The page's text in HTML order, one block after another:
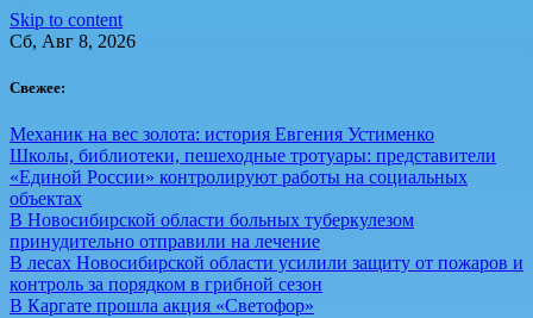
Skip to content
Сб, Авг 8, 2026
Свежее:
Механик на вес золота: история Евгения Устименко
Школы, библиотеки, пешеходные тротуары: представители
«Единой России» контролируют работы на социальных
объектах
В Новосибирской области больных туберкулезом
принудительно отправили на лечение
В лесах Новосибирской области усилили защиту от пожаров и
контроль за порядком в грибной сезон
В Каргате прошла акция «Светофор»